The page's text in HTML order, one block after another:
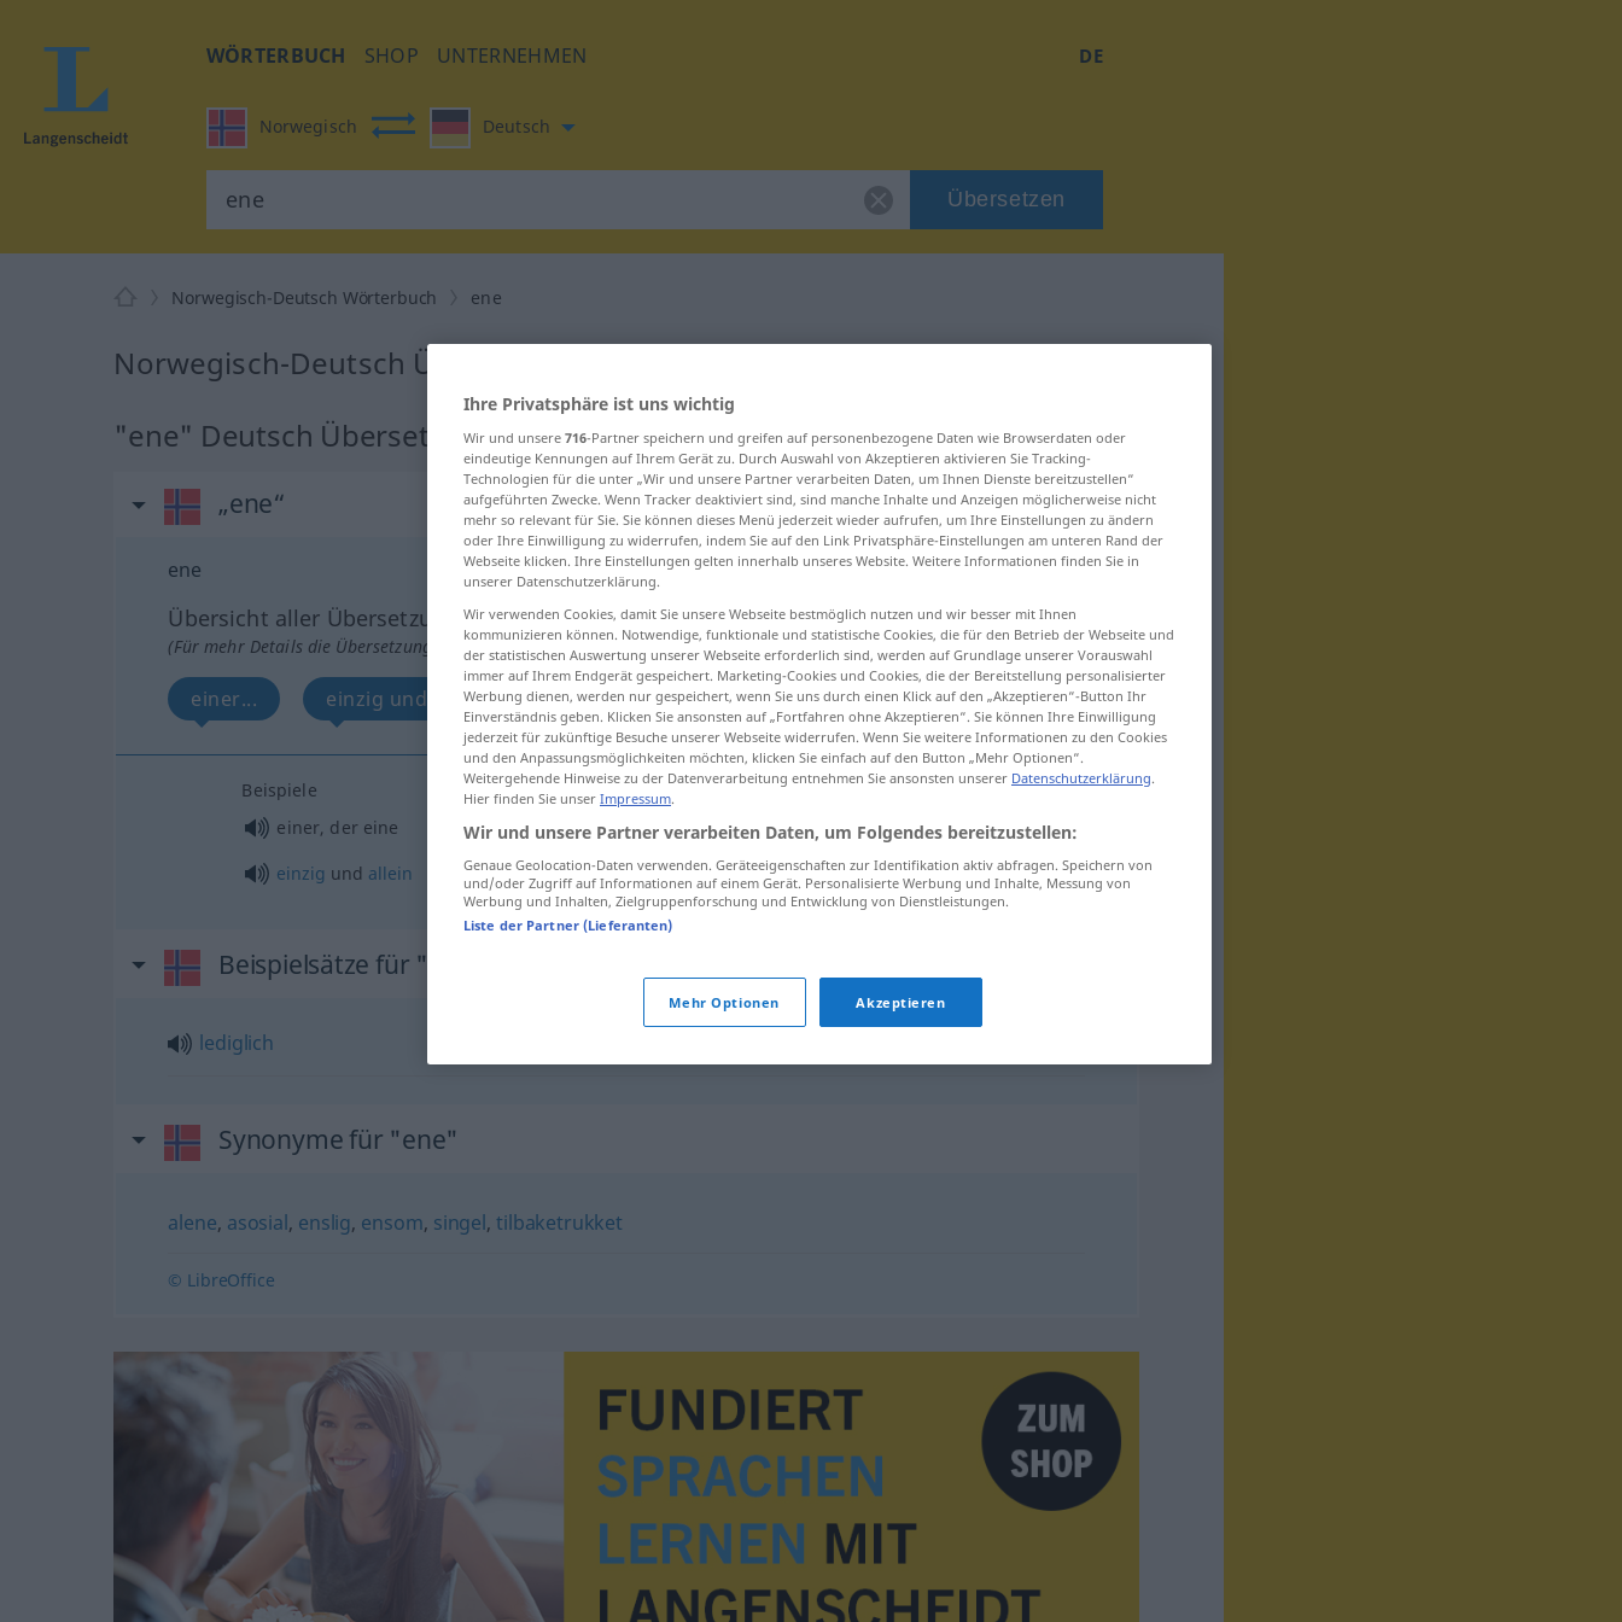
WÖRTERBUCH SHOP UNTERNEHMEN DE
Norwegisch Deutsch
Übersetzen
Norwegisch-Deutsch Wörterbuch ene
Norwegisch-Deutsch Übersetzung für "ene"
"ene" Deutsch Übersetzung
„ene“
ene
Übersicht aller Übersetzungen
(Für mehr Details die Übersetzung anklicken/antippen)
einer... einzig und allein...
Beispiele
einer, der eine
denene
einzig und allein eneog alene
Beispielsätze für "ene"
lediglich
Synonyme für "ene"
alene, asosial, enslig, ensom, singel,tilbaketrukket
© LibreOffice
Ihre Privatsphäre ist uns wichtig
Wir und unsere 716-Partner speichern und greifen auf personenbezogene Daten wie Browserdaten oder
eindeutige Kennungen auf Ihrem Gerät zu. Durch Auswahl von Akzeptieren aktivieren Sie Tracking-
Technologien für die unter „Wir und unsere Partner verarbeiten Daten, um Ihnen Dienste bereitzustellen“
aufgeführten Zwecke. Wenn Tracker deaktiviert sind, sind manche Inhalte und Anzeigen möglicherweise nicht
mehr so relevant für Sie. Sie können dieses Menü jederzeit wieder aufrufen, um Ihre Einstellungen zu ändern
oder Ihre Einwilligung zu widerrufen, indem Sie auf den Link Privatsphäre-Einstellungen am unteren Rand der
Webseite klicken. Ihre Einstellungen gelten innerhalb unseres Website. Weitere Informationen finden Sie in
unserer Datenschutzerklärung.
Wir verwenden Cookies, damit Sie unsere Webseite bestmöglich nutzen und wir besser mit Ihnen
kommunizieren können. Notwendige, funktionale und statistische Cookies, die für den Betrieb der Webseite und
der statistischen Auswertung unserer Webseite erforderlich sind, werden auf Grundlage unserer Vorauswahl
immer auf Ihrem Endgerät gespeichert. Marketing-Cookies und Cookies, die der Bereitstellung personalisierter
Werbung dienen, werden nur gespeichert, wenn Sie uns durch einen Klick auf den „Akzeptieren“-Button Ihr
Einverständnis geben. Klicken Sie ansonsten auf „Fortfahren ohne Akzeptieren“. Sie können Ihre Einwilligung
jederzeit für zukünftige Besuche unserer Webseite widerrufen. Wenn Sie weitere Informationen zu den Cookies
und den Anpassungsmöglichkeiten möchten, klicken Sie einfach auf den Button „Mehr Optionen“.
Weitergehende Hinweise zu der Datenverarbeitung entnehmen Sie ansonsten unserer Datenschutzerklärung.
Hier finden Sie unser Impressum.
Wir und unsere Partner verarbeiten Daten, um Folgendes bereitzustellen:
Genaue Geolocation-Daten verwenden. Geräteeigenschaften zur Identifikation aktiv abfragen. Speichern von
und/oder Zugriff auf Informationen auf einem Gerät. Personalisierte Werbung und Inhalte, Messung von
Werbung und Inhalten, Zielgruppenforschung und Entwicklung von Dienstleistungen.
Liste der Partner (Lieferanten)
Mehr Optionen Akzeptieren